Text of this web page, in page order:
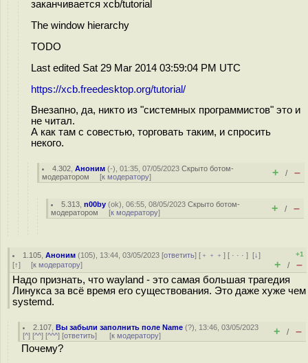
заканчивается xcb/tutorial
The window hierarchy
TODO
Last edited Sat 29 Mar 2014 03:59:04 PM UTC
https://xcb.freedesktop.org/tutorial/
Внезапно, да, никто из "системных программистов" это и
не читал.
А как там с совестью, торговать таким, и спросить
некого.
4.302 ,Аноним (-), 01:35, 07/05/2023Скрыто ботом-
модератором [к модератору] + / –
5.313 ,n00by (ok), 06:55, 08/05/2023Скрыто ботом-
модератором [к модератору] + / –
1.105 ,Аноним (105), 13:44, 03/05/2023 [ответить] [ ﹢﹢﹢] [ · · ·][↓]
[↑] [к модератору]
+1
+ / –
Надо признать, что wayland - это самая большая трагедия
Линукса за всё время его существования. Это даже хуже чем
systemd.
2.107 ,Вы забыли заполнить поле Name (?), 13:46, 03/05/2023
[^] [^^] [^^^] [ответить] [к модератору] + / –
Почему?